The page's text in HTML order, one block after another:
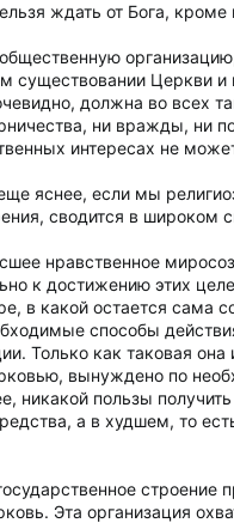
ждать от Бога, кроме
существовании Церкви
должна во всех
ни вражды, ни
интересах не
яснее, если мы
сводится в широком
нравственное
к достижению этих
в какой остается сама
способы
Только как таковая
вынуждено по
никакой пользы
а в худшем, то
строение
Эта организация